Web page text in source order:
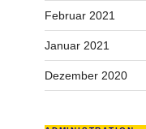
Februar 2021
Januar 2021
Dezember 2020